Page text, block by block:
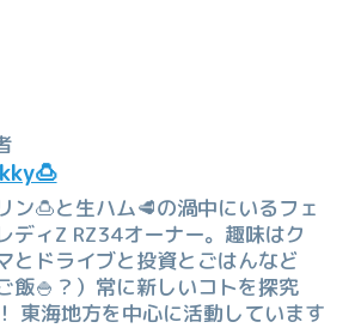
ン🍮と生ハム🥩の渦中にいるフェ
ディZ RZ34オーナー。趣味はク
とドライブと投資とごはんなど
ご飯🍚？）常に新しいコトを探究
東海地方を中心に活動しています